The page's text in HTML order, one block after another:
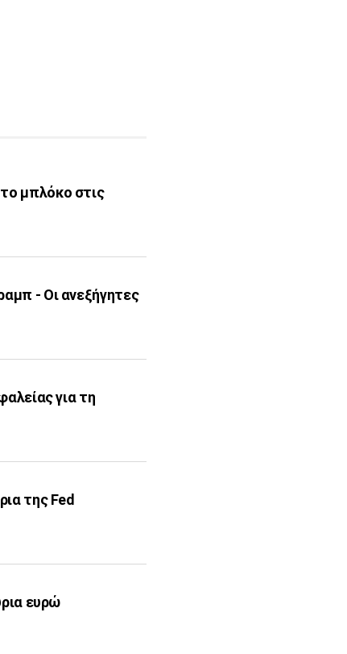
μπλόκο στις
- Οι ανεξήγητες
για τη
της Fed
ευρώ